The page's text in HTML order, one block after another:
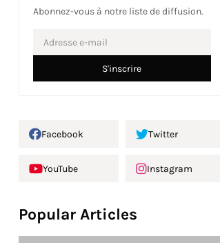
Abonnez-vous à notre liste de diffusion.
Facebook Twitter
YouTube Instagram
Popular Articles